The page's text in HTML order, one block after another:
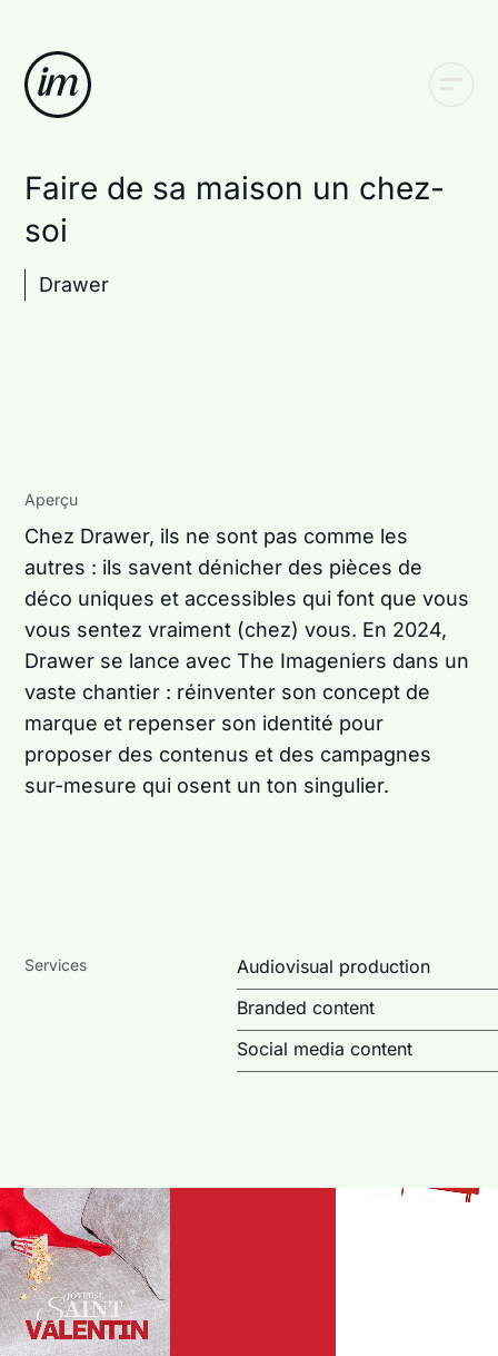
Faire de sa maison un chez-
soi
Drawer
Aperçu
Chez Drawer, ils ne sont pas comme les
autres : ils savent dénicher des pièces de
déco uniques et accessibles qui font que vous
vous sentez vraiment (chez) vous. En 2024,
Drawer se lance avec The Imageniers dans un
vaste chantier : réinventer son concept de
marque et repenser son identité pour
proposer des contenus et des campagnes
sur-mesure qui osent un ton singulier.
Services
Audiovisual production
Branded content
Social media content